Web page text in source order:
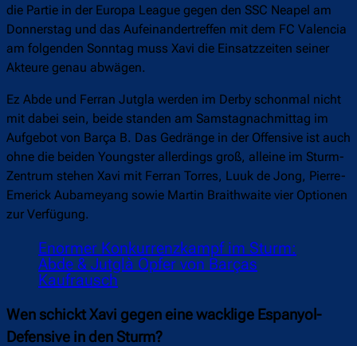
die Partie in der Europa League gegen den SSC Neapel am
Donnerstag und das Aufeinandertreffen mit dem FC Valencia
am folgenden Sonntag muss Xavi die Einsatzzeiten seiner
Akteure genau abwägen.
Ez Abde und Ferran Jutgla werden im Derby schonmal nicht
mit dabei sein, beide standen am Samstagnachmittag im
Aufgebot von Barça B. Das Gedränge in der Offensive ist auch
ohne die beiden Youngster allerdings groß, alleine im Sturm-
Zentrum stehen Xavi mit Ferran Torres, Luuk de Jong, Pierre-
Emerick Aubameyang sowie Martin Braithwaite vier Optionen
zur Verfügung.
Enormer Konkurrenzkampf im Sturm:
Abde & Jutglà Opfer von Barças
Kaufrausch
Wen schickt Xavi gegen eine wacklige Espanyol-
Defensive in den Sturm?